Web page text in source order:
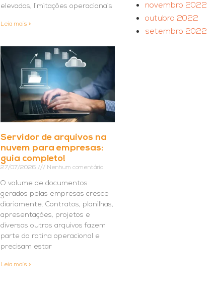
elevados, limitações operacionais
Leia mais »
Servidor de arquivos na
nuvem para empresas:
guia completo!
27/07/2026 Nenhum comentário
O volume de documentos
gerados pelas empresas cresce
diariamente. Contratos, planilhas,
apresentações, projetos e
diversos outros arquivos fazem
parte da rotina operacional e
precisam estar
Leia mais »
novembro 2022
outubro 2022
setembro 2022